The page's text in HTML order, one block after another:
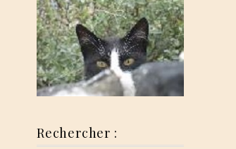
Rechercher :